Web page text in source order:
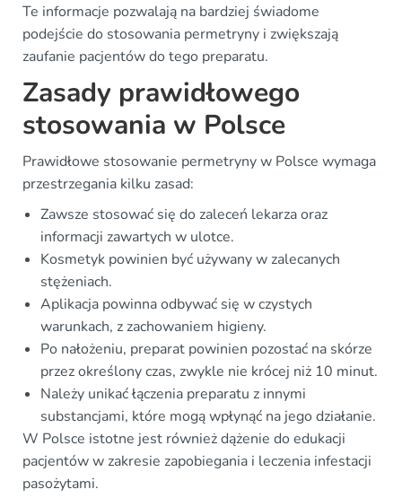
Te informacje pozwalają na bardziej świadome
podejście do stosowania permetryny i zwiększają
zaufanie pacjentów do tego preparatu.
Zasady prawidłowego
stosowania w Polsce
Prawidłowe stosowanie permetryny w Polsce wymaga
przestrzegania kilku zasad:
Zawsze stosować się do zaleceń lekarza oraz
informacji zawartych w ulotce.
Kosmetyk powinien być używany w zalecanych
stężeniach.
Aplikacja powinna odbywać się w czystych
warunkach, z zachowaniem higieny.
Po nałożeniu, preparat powinien pozostać na skórze
przez określony czas, zwykle nie krócej niż 10 minut.
Należy unikać łączenia preparatu z innymi
substancjami, które mogą wpłynąć na jego działanie.
W Polsce istotne jest również dążenie do edukacji
pacjentów w zakresie zapobiegania i leczenia infestacji
pasożytami.